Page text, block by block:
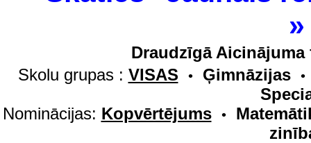
Draudzīgā
Skolu grupas : VISAS • Ģimnāzijas •
Nominācijas: Kopvērtējums •